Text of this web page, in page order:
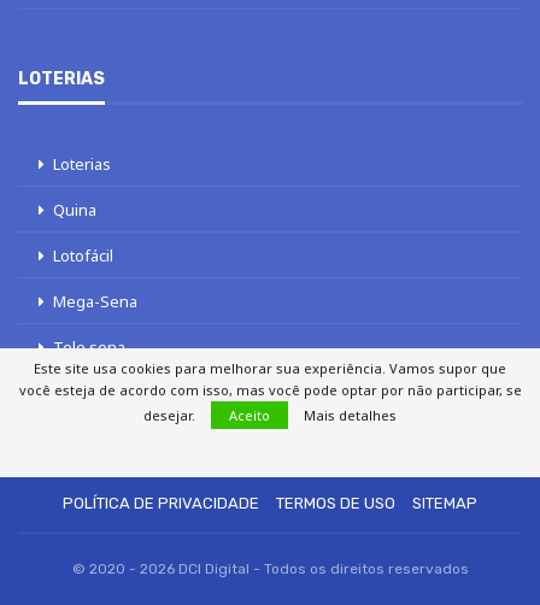
LOTERIAS
Loterias
Quina
Lotofácil
Mega-Sena
Tele sena
POLÍTICA DE PRIVACIDADE
TERMOS DE USO SITEMAP
© 2020 - 2026 DCI Digital - Todos os direitos reservados
Este site usa cookies para melhorar sua experiência. Vamos supor que
você esteja de acordo com isso, mas você pode optar por não participar, se
desejar.
Aceito Mais detalhes